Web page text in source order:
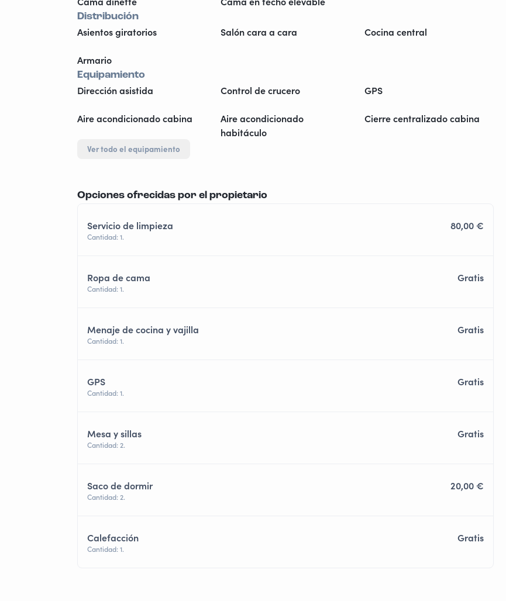
Distribución
Asientos giratorios Salón cara a cara Cocina central
Armario
Equipamiento
Dirección asistida Control de crucero GPS
Aire acondicionado cabina
Aire acondicionado
habitáculo
Cierre centralizado cabina
Ver todo el equipamiento
Opciones ofrecidas por el propietario
Servicio de limpieza 80,00 €
Cantidad: 1.
Ropa de cama Gratis
Cantidad: 1.
Menaje de cocina y vajilla Gratis
Cantidad: 1.
GPS Gratis
Cantidad: 1.
Mesa y sillas Gratis
Cantidad: 2.
Saco de dormir 20,00 €
Cantidad: 2.
Calefacción Gratis
Cantidad: 1.